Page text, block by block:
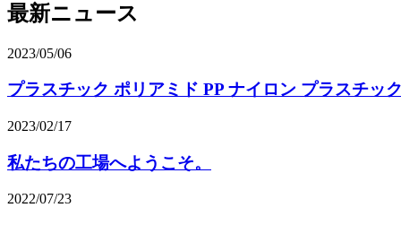
最新ニュース
2023/05/06
プラスチック ポリアミド PP ナイロン プラスチッ
2023/02/17
私たちの工場へようこそ。
2022/07/23